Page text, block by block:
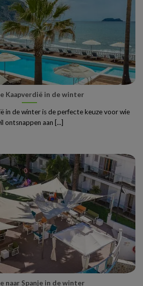
Kaapverdië in de winter
in de winter is de perfecte keuze voor wie
ontsnappen aan [...]
naar Spanje in de winter